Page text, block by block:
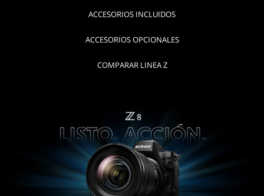
ACCESORIOS INCLUIDOS
ACCESORIOS OPCIONALES
COMPARAR LINEA Z